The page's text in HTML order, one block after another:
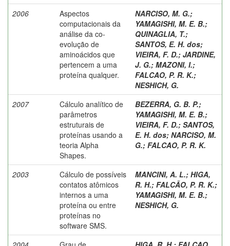
2006
Aspectos
computacionais da
análise da co-
evolução de
aminoácidos que
pertencem a uma
proteína qualquer.
NARCISO, M. G.;
YAMAGISHI, M. E. B.;
QUINAGLIA, T.;
SANTOS, E. H. dos;
VIEIRA, F. D.; JARDINE,
J. G.; MAZONI, I.;
FALCAO, P. R. K.;
NESHICH, G.
2007
Cálculo analítico de
parâmetros
estruturais de
proteínas usando a
teoria Alpha
Shapes.
BEZERRA, G. B. P.;
YAMAGISHI, M. E. B.;
VIEIRA, F. D.; SANTOS,
E. H. dos; NARCISO, M.
G.; FALCAO, P. R. K.
2003
Cálculo de possíveis
contatos atômicos
internos a uma
proteína ou entre
proteínas no
software SMS.
MANCINI, A. L.; HIGA,
R. H.; FALCÃO, P. R. K.;
YAMAGISHI, M. E. B.;
NESHICH, G.